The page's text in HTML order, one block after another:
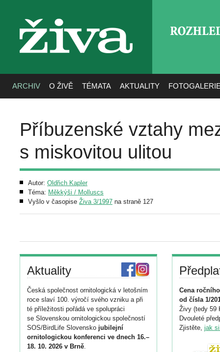
živa
ARCHIV O ŽIVĚ TÉMATA AKTUALITY
Příbuzenské vztahy
s miskovitou ulitou
Autor: Oldřich Kapler
Téma: Měkkýši / Molluscs
Vyšlo v časopise Živa 3/1997 na straně 127
Aktuality
Česká společnost ornitologická v letošním
roce slaví 100. výročí svého vzniku a při
té příležitosti pořádá ve spolupráci
se Slovenskou ornitologickou společností
SOS/BirdLife Slovensko jubilejní
ornitologickou konferenci ve dnech 16.–
18. 10. 2026 v Brně.
Cena
od čísla 1/
Živy (tedy 59
Dvouleté
Zjistěte, jak